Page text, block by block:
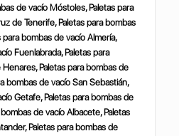
de vacío Móstoles, Paletas para
de Tenerife, Paletas para bombas
para bombas de vacío Almería,
Fuenlabrada, Paletas para
Paletas para bombas de
bombas de vacío San Sebastián,
Getafe, Paletas para bombas de
de vacío Albacete, Paletas
Paletas para bombas de